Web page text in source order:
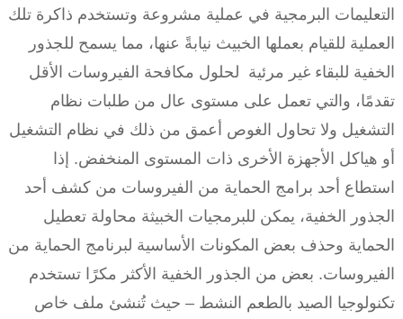
التعليمات البرمجية في عملية مشروعة وتستخدم ذاكرة تلك
العملية للقيام بعملها الخبيث نيابةً عنها، مما يسمح للجذور
الخفية للبقاء غير مرئية لحلول مكافحة الفيروسات الأقل
تقدمًا، والتي تعمل على مستوى عال من طلبات نظام
التشغيل ولا تحاول الغوص أعمق من ذلك في نظام التشغيل
أو هياكل الأجهزة الأخرى ذات المستوى المنخفض. إذا
استطاع أحد برامج الحماية من الفيروسات من كشف أحد
الجذور الخفية، يمكن للبرمجيات الخبيثة محاولة تعطيل
الحماية وحذف بعض المكونات الأساسية لبرنامج الحماية من
الفيروسات. بعض من الجذور الخفية الأكثر مكرًا تستخدم
تكنولوجيا الصيد بالطعم النشط – حيث تُنشئ ملف خاص